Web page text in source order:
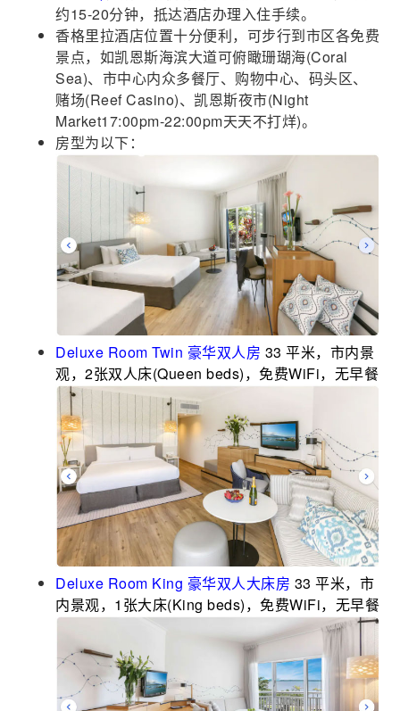
约15-20分钟，抵达酒店办理入住手续。
香格里拉酒店位置十分便利，可步行到市区各免费
景点，如凯恩斯海滨大道可俯瞰珊瑚海(Coral
Sea)、市中心内众多餐厅、购物中心、码头区、
赌场(Reef Casino)、凯恩斯夜市(Night
Market17:00pm-22:00pm天天不打烊)。
房型为以下：
Deluxe Room Twin 豪华双人房 33 平米，市内景
观，2张双人床(Queen beds)，免费WiFi，无早餐
Deluxe Room King 豪华双人大床房 33 平米，市
内景观，1张大床(King beds)，免费WiFi，无早餐